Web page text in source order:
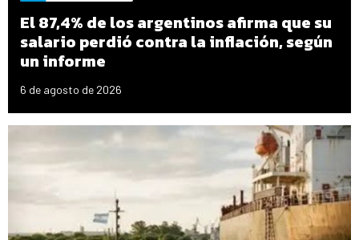
El 87,4% de los argentinos afirma que su
salario perdió contra la inflación, según
un informe
6 de agosto de 2026